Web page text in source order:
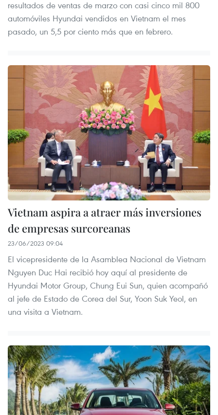
resultados de ventas de marzo con casi cinco mil 800
automóviles Hyundai vendidos en Vietnam el mes
pasado, un 5,5 por ciento más que en febrero.
Vietnam aspira a atraer más inversiones
de empresas surcoreanas
23/06/2023 09:04
El vicepresidente de la Asamblea Nacional de Vietnam
Nguyen Duc Hai recibió hoy aquí al presidente de
Hyundai Motor Group, Chung Eui Sun, quien acompañó
al jefe de Estado de Corea del Sur, Yoon Suk Yeol, en
una visita a Vietnam.